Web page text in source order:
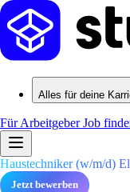
Alles für deine
Für ArbeitgeberJob
Haustechniker (w/m/d)
Jetzt bewerben